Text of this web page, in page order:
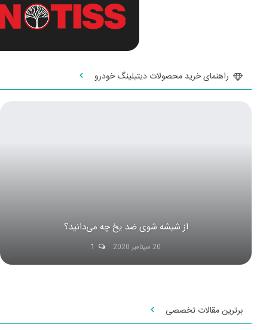
راهنمای خرید محصولات دیتیلینگ خودرو
از شیشه شوی ضد یخ چه می‌دانید؟
20 سپتامبر 2020
برترین مقالات تخصصی